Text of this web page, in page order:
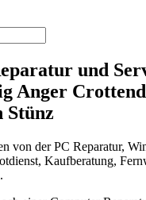
und
Anger
Stünz
von der PC Reparatur,
Kaufberatung,